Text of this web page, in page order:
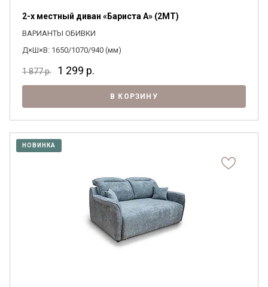
2-х местный диван «Бариста А» (2MT)
ВАРИАНТЫ ОБИВКИ
Д×Ш×В: 1650/1070/940 (мм)
1 877р. 1 299 р.
В КОРЗИНУ
НОВИНКА